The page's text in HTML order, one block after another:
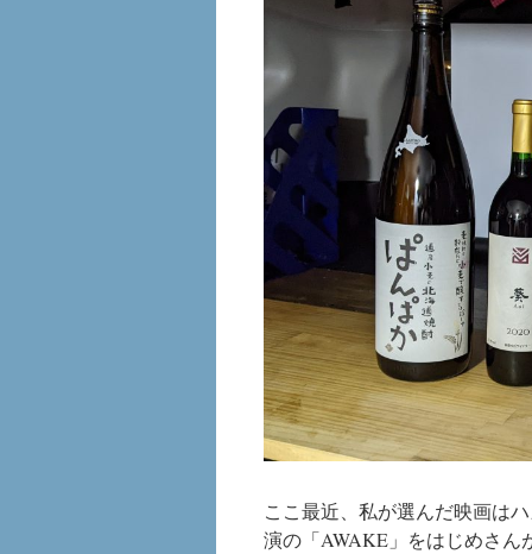
ここ最近、私が選んだ映画は
演の「AWAKE」をはじめさ